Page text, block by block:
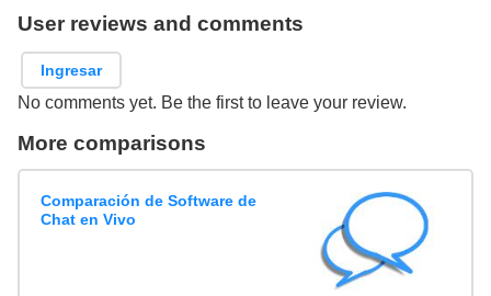
User reviews and comments
Ingresar
No comments yet. Be the first to leave your review.
More comparisons
Comparación de Software de
Chat en Vivo